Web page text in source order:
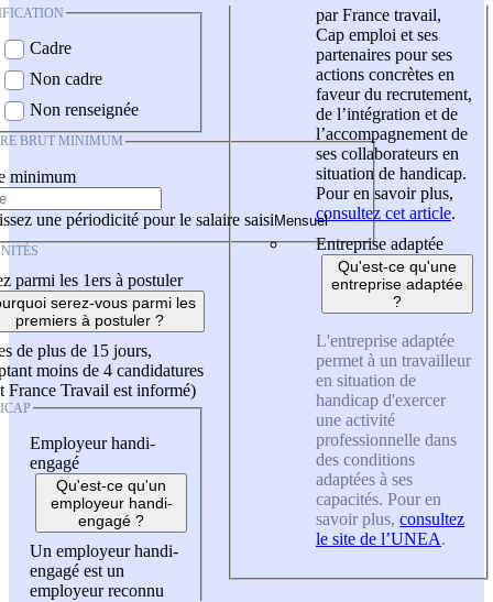
Cadre
Non cadre
Non renseignée
BRUT MINIMUM
minimum
une périodicité pour le salaire saisi
parmi les 1ers à postuler
serez-vous parmi les
premiers à postuler ?
de plus de 15 jours,
moins de 4 candidatures
France Travail est informé)
Employeur handi-
engagé
Qu'est-ce qu'un
employeur handi-
engagé ?
Un employeur handi-
engagé est un
employeur reconnu
par France travail,
Cap emploi et ses
partenaires pour ses
actions concrètes en
faveur du recrutement,
de l’intégration et de
l’accompagnement de
ses collaborateurs en
situation de handicap.
Pour en savoir plus,
consultez cet article.
Entreprise adaptée
Qu'est-ce qu'une
entreprise adaptée
?
L'entreprise adaptée
permet à un travailleur
en situation de
handicap d'exercer
une activité
professionnelle dans
des conditions
adaptées à ses
capacités. Pour en
savoir plus, consultez
le site de l’UNEA.